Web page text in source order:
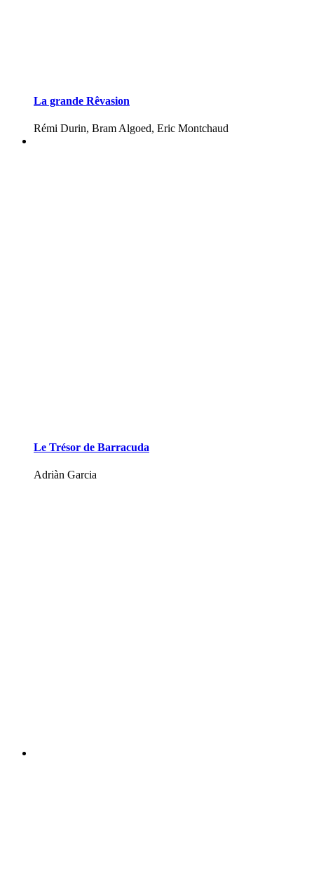
La grande Rêvasion
Rémi Durin, Bram Algoed, Eric Montchaud
Le Trésor de Barracuda
Adriàn Garcia